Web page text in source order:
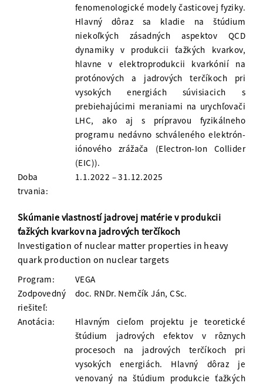
fenomenologické modely časticovej fyziky.
Hlavný dôraz sa kladie na štúdium
niekoľkých zásadných aspektov QCD
dynamiky v produkcii ťažkých kvarkov,
hlavne v elektroprodukcii kvarkónií na
protónových a jadrových terčíkoch pri
vysokých energiách súvisiacich s
prebiehajúcimi meraniami na urychľovači
LHC, ako aj s prípravou fyzikálneho
programu nedávno schváleného elektrón-
iónového zrážača (Electron-Ion Collider
(EIC)).
Doba
trvania:
1.1.2022 – 31.12.2025
Skúmanie vlastností jadrovej matérie v produkcii
ťažkých kvarkov na jadrových terčíkoch
Investigation of nuclear matter properties in heavy
quark production on nuclear targets
Program:
VEGA
Zodpovedný
riešiteľ:
doc. RNDr. Nemčík Ján, CSc.
Anotácia:
Hlavným cieľom projektu je teoretické
štúdium jadrových efektov v rôznych
procesoch na jadrových terčíkoch pri
vysokých energiách. Hlavný dôraz je
venovaný na štúdium produkcie ťažkých